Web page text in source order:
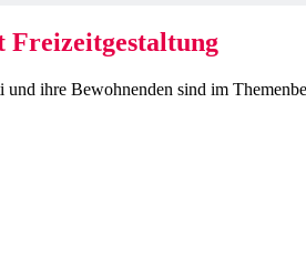
Freizeitgestaltung
ihre Bewohnenden sind im